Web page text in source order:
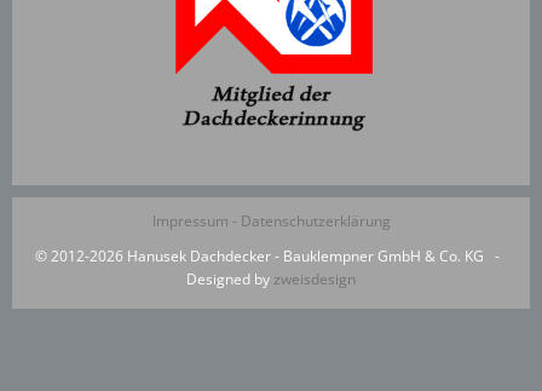
Impressum - Datenschutzerklärung
© 2012-2026 Hanusek Dachdecker - Bauklempner GmbH & Co. KG -
Designed byzweisdesign